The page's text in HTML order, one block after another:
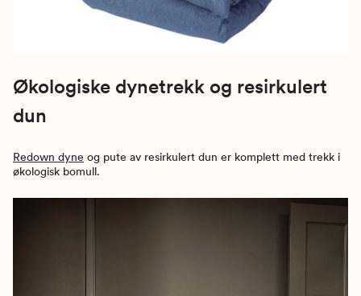
Økologiske dynetrekk og resirkulert
dun
Redown dyne og pute av resirkulert dun er komplett med trekk i
økologisk bomull.